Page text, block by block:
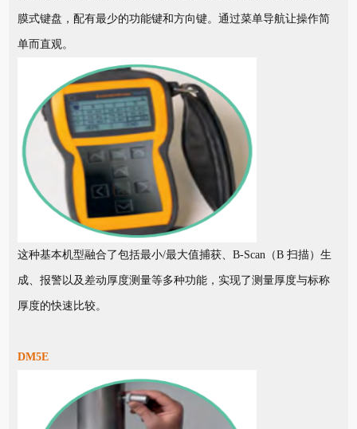
膜式键盘，配有最少的功能键和方向键。通过菜单导航让操作简
单而直观。
这种基本机型融合了包括最小/最大值捕获、B-Scan（B 扫描）生
成、报警以及差动厚度测量等多种功能，实现了测量厚度与标称
厚度的快速比较。
DM5E